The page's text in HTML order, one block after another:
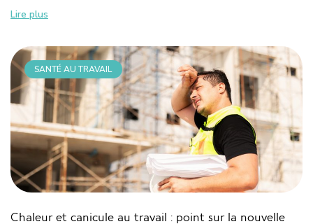
Lire plus
SANTÉ AU TRAVAIL
Chaleur et canicule au travail : point sur la nouvelle